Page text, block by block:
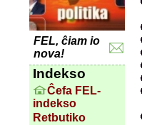
FEL, ĉiam io
nova!
Indekso
Ĉefa FEL-
indekso
Retbutiko